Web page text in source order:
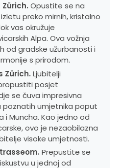
Opustite se na
preko mirnih, kristalno
vas okružuje
Alpa. Ova vožnja
od gradske užurbanosti i
s prirodom.
Zürich. Ljubitelji
posjet
se čuva impresivna
poznatih umjetnika poput
i Muncha. Kao jedno od
ovo je nezaobilazna
visoke umjetnosti.
Prepustite se
u jednoj od